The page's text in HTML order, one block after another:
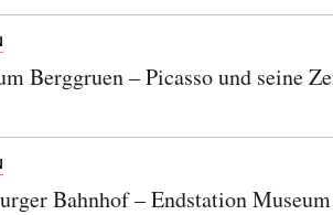
Berggruen – Picasso und seine
Bahnhof – Endstation